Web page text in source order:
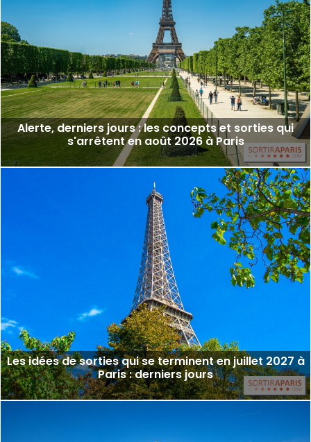
Alerte, derniers jours : les concepts et sorties qui
s'arrêtent en août 2026 à Paris
Les idées de sorties qui se terminent en juillet 2027 à
Paris : derniers jours